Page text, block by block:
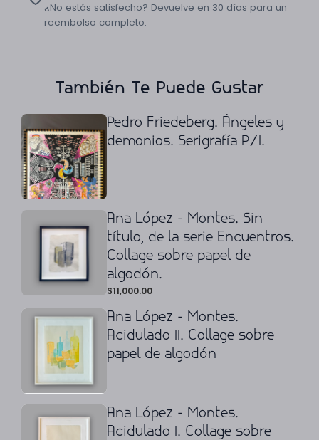
¿No estás satisfecho? Devuelve en 30 días para un
reembolso completo.
También Te Puede Gustar
Pedro Friedeberg. Ángeles y
demonios. Serigrafía P/I.
Ana López - Montes. Sin
título, de la serie Encuentros.
Collage sobre papel de
algodón.
$11,000.00
Ana López - Montes.
Acidulado II. Collage sobre
papel de algodón
Ana López - Montes.
Acidulado I. Collage sobre